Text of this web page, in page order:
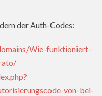
der Auth-Codes:
Wie-funktioniert-
von-bei-